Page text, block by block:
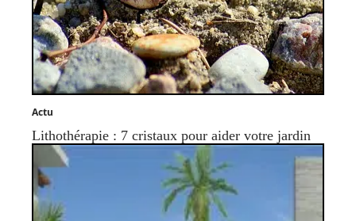
Actu
Lithothérapie : 7 cristaux pour aider votre jardin